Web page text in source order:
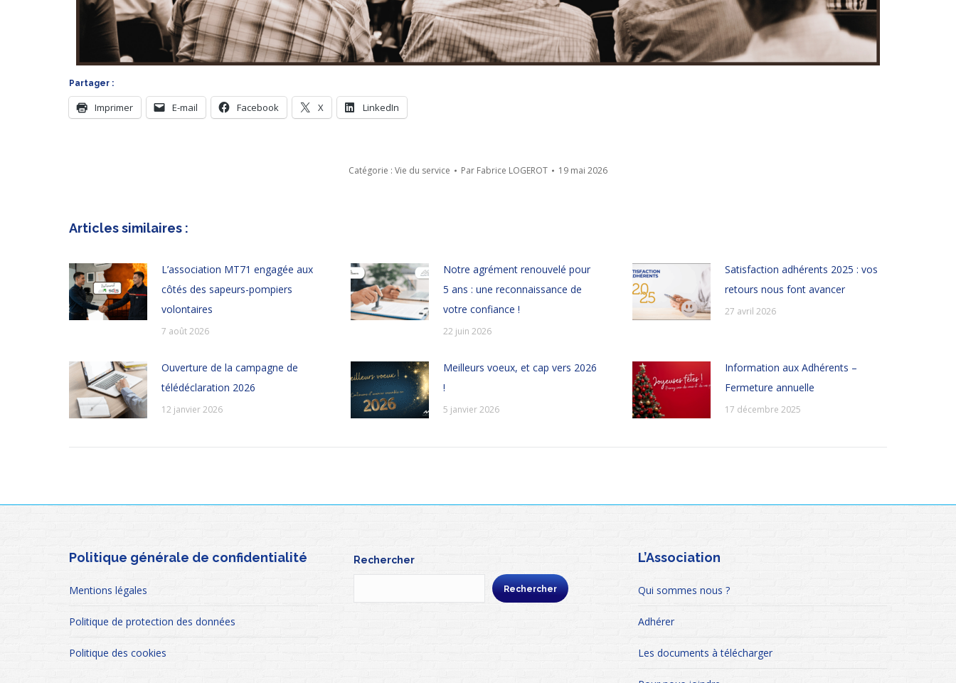
Partager :
Imprimer E-mail Facebook X LinkedIn
Catégorie : Vie du service Par Fabrice LOGEROT 19 mai 2026
Articles similaires :
L’association MT71 engagée aux
côtés des sapeurs-pompiers
volontaires
7 août 2026
Notre agrément renouvelé pour
5 ans : une reconnaissance de
votre confiance !
22 juin 2026
Satisfaction adhérents 2025 : vos
retours nous font avancer
27 avril 2026
Ouverture de la campagne de
télédéclaration 2026
12 janvier 2026
Meilleurs voeux, et cap vers 2026
!
5 janvier 2026
Information aux Adhérents –
Fermeture annuelle
17 décembre 2025
Politique générale de confidentialité
Mentions légales
Politique de protection des données
Politique des cookies
Rechercher
Rechercher
L’Association
Qui sommes nous ?
Adhérer
Les documents à télécharger